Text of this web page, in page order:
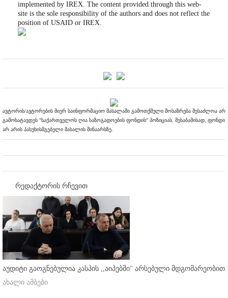
implemented by IREX. The content provided through this web-
site is the sole responsibility of the authors and does not reflect the
position of USAID or IREX.
ავტორის/ავტორების მიერ საინფორმაციო მასალაში გამოთქმული მოსაზრება შესაძლოა არ
გამოხატავდეს "საქართველოს ღია საზოგადოების ფონდის" პოზიციას. შესაბამისად, ფონდი
არ არის პასუხისმგებელი მასალის შინაარსზე.
რედაქტორის რჩევით
აუდიტი გაოგნებულია კასპის ,,აიპებში'' არსებული მდგომარეობით
ახალი ამბები